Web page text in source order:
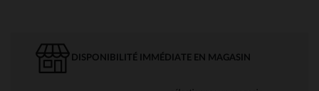
DISPONIBILITÉ IMMÉDIATE EN MAGASIN